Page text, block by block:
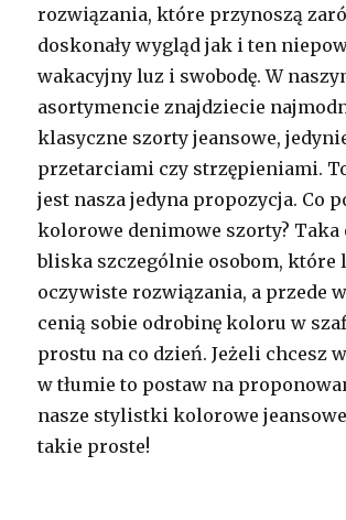
rozwiązania, które przynoszą
doskonały wygląd jak i ten
wakacyjny luz i swobodę. W
asortymencie znajdziecie
klasyczne szorty jeansowe,
przetarciami czy strzępieniami.
jest nasza jedyna propozycja. Co
kolorowe denimowe szorty? Taka
bliska szczególnie osobom, które
oczywiste rozwiązania, a przede
cenią sobie odrobinę koloru w
prostu na co dzień. Jeżeli chcesz
w tłumie to postaw na
nasze stylistki kolorowe
takie proste!